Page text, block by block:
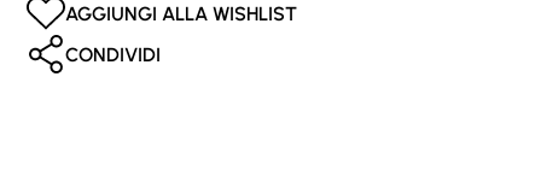
AGGIUNGI ALLA WISHLIST
CONDIVIDI